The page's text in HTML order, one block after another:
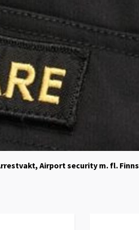
Airport security m. fl.